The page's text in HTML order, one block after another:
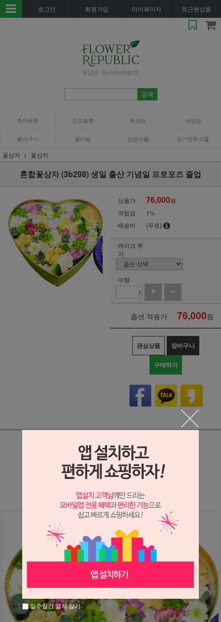
로그인 회원가입 마이페이지 최근본상품
축하화환 근조화환 동양란 서양란
꽃바구니 꽃다발 관엽식물 공기정화식물
꽃상자 꽃상자
혼합꽃상자 (3b298) 생일 출산 기념일 프로포즈 졸업
상품가 76,000원
적립금
1%
배송비
(무료)
케이크 추
가
수량
옵션 적용가 76,000원
관심상품 장바구니
구매하기
상세정보 새창 열기
일주일간 열지 않기